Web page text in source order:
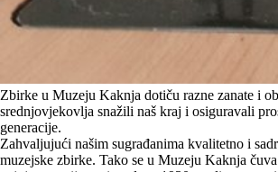
Zbirke u Muzeju Kaknja dotiču razne zanate i
srednjovjekovlja snažili naš kraj i osiguravali
generacije.
Zahvaljujući našim sugrađanima kvalitetno i
muzejske zbirke. Tako se u Muzeju Kaknja